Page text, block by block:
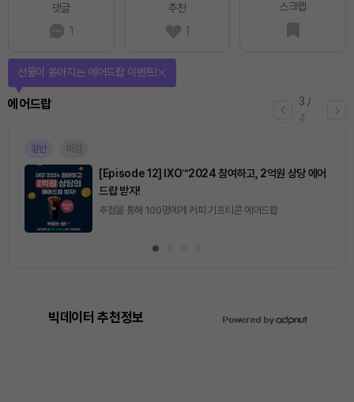
댓글
1
추천
1
스크랩
3 /
4
에어드랍
선물이 쏟아지는 에어드랍 이벤트!
일반 마감
[Episode 12] IXO™2024 참여하고, 2억원 상당 에어
드랍 받자!
추첨을 통해 100명에게 커피 기프티콘 에어드랍
빅데이터 추천정보